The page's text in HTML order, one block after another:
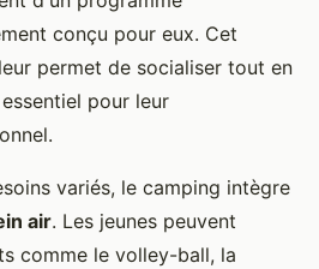
conçu pour eux. Cet
permet de socialiser tout en
pour leur
variés, le camping intègre
air. Les jeunes peuvent
comme le volley-ball, la